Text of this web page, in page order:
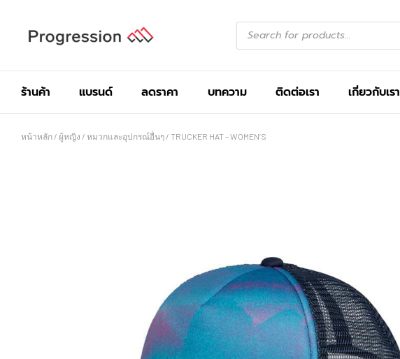
ร้านค้า แบรนด์ ลดราคา บทความ ติดต่อเรา เกี่ยวกับเรา
หน้าหลัก / ผู้หญิง / หมวกและอุปกรณ์อื่นๆ / TRUCKER HAT – WOMEN’S